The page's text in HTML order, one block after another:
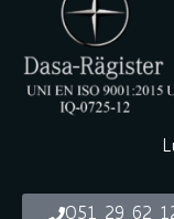
051 29 62